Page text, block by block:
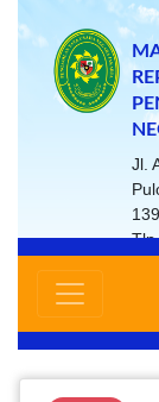
Jl.
Tlp